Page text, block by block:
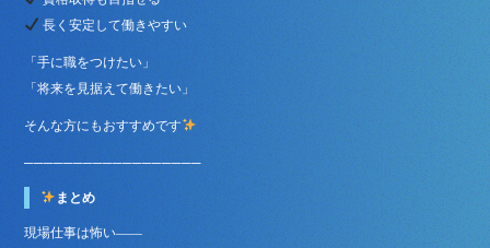
長く安定して働きやすい
「手に職をつけたい」
「将来を見据えて働きたい」
そんな方にもおすすめです
──────────────────
まとめ
現場仕事は怖い――